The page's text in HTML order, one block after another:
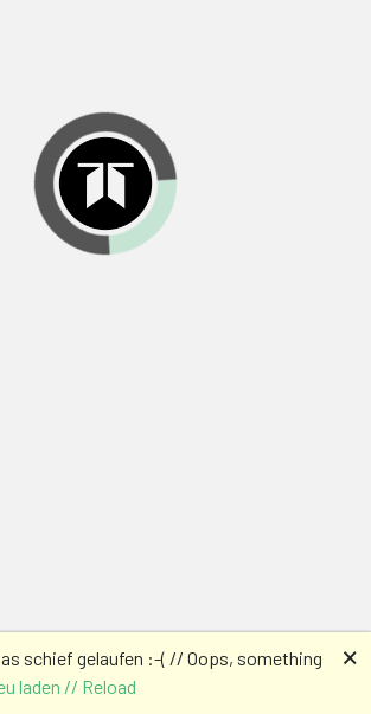
schief gelaufen :-( // Oops, something
laden // Reload
🗙